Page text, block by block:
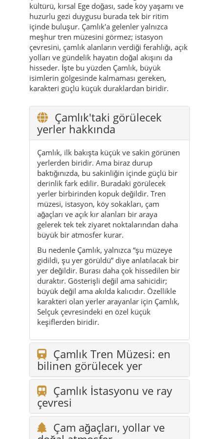
kültürü, kırsal Ege doğası, sade köy yaşamı ve
huzurlu gezi duygusu burada tek bir ritim
içinde buluşur. Çamlık'a gelenler yalnızca
meşhur tren müzesini görmez; istasyon
çevresini, çamlık alanların verdiği ferahlığı, açık
yolları ve gündelik hayatın doğal akışını da
hisseder. İşte bu yüzden Çamlık, büyük
isimlerin gölgesinde kalmaması gereken,
karakteri güçlü küçük duraklardan biridir.
Çamlık'taki görülecek
yerler hakkında
Çamlık, ilk bakışta küçük ve sakin görünen
yerlerden biridir. Ama biraz durup
baktığınızda, bu sakinliğin içinde güçlü bir
derinlik fark edilir. Buradaki görülecek
yerler birbirinden kopuk değildir. Tren
müzesi, istasyon, köy sokakları, çam
ağaçları ve açık kır alanları bir araya
gelerek tek tek ziyaret noktalarından daha
büyük bir atmosfer kurar.
Bu nedenle Çamlık, yalnızca “şu müzeye
gidildi, şu yer görüldü” diye anlatılacak bir
yer değildir. Burası daha çok hissedilen bir
duraktır. Gösterişli değil ama sahicidir;
büyük değil ama akılda kalıcıdır. Özellikle
karakteri olan yerler arayanlar için Çamlık,
Selçuk çevresindeki en özel küçük
keşiflerden biridir.
Çamlık Tren Müzesi: en
bilinen görülecek yer
Çamlık İstasyonu ve ray
çevresi
Çam ağaçları, yollar ve